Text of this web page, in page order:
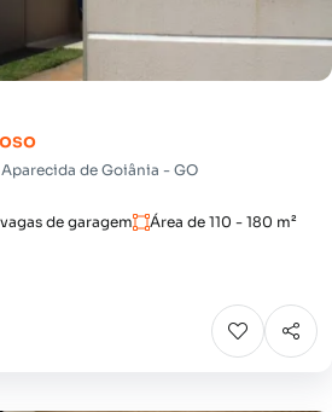
de Goiânia - GO
de garagem Área de 110 - 180 m²